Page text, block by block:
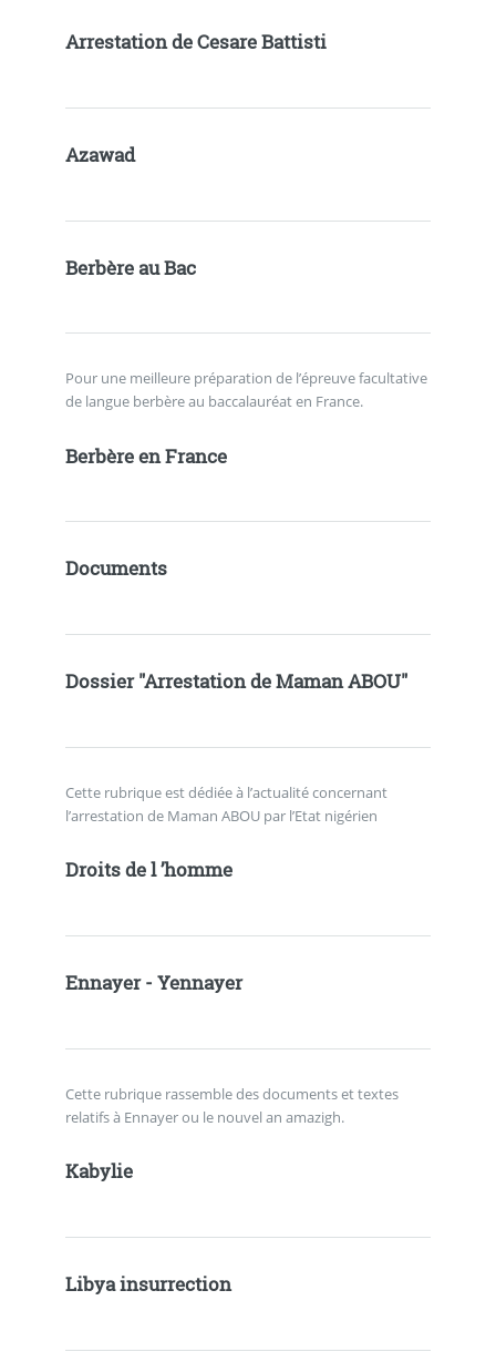
Arrestation de Cesare Battisti
Azawad
Berbère au Bac
Pour une meilleure préparation de l’épreuve facultative
de langue berbère au baccalauréat en France.
Berbère en France
Documents
Dossier "Arrestation de Maman ABOU"
Cette rubrique est dédiée à l’actualité concernant
l’arrestation de Maman ABOU par l’Etat nigérien
Droits de l ’homme
Ennayer - Yennayer
Cette rubrique rassemble des documents et textes
relatifs à Ennayer ou le nouvel an amazigh.
Kabylie
Libya insurrection